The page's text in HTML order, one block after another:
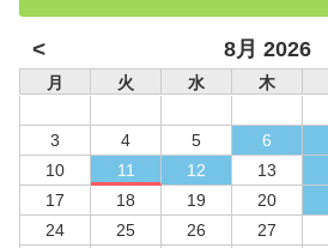
< 8月 2026
月 火 水 木
3
4 5 6
10
11 12 13
17
18 19 20
24
25 26 27